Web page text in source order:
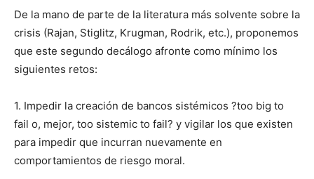
De la mano de parte de la literatura más solvente sobre la
crisis (Rajan, Stiglitz, Krugman, Rodrik, etc.), proponemos
que este segundo decálogo afronte como mínimo los
siguientes retos:
1. Impedir la creación de bancos sistémicos ?too big to
fail o, mejor, too sistemic to fail? y vigilar los que existen
para impedir que incurran nuevamente en
comportamientos de riesgo moral.